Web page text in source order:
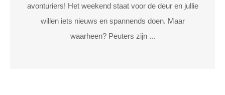
avonturiers! Het weekend staat voor de deur en jullie
willen iets nieuws en spannends doen. Maar
waarheen? Peuters zijn ...